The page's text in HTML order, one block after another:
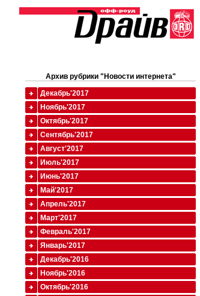
Архив рубрики "Новости интернета"
Декабрь'2017
Ноябрь'2017
Октябрь'2017
Сентябрь'2017
Август'2017
Июль'2017
Июнь'2017
Май'2017
Апрель'2017
Март'2017
Февраль'2017
Январь'2017
Декабрь'2016
Ноябрь'2016
Октябрь'2016